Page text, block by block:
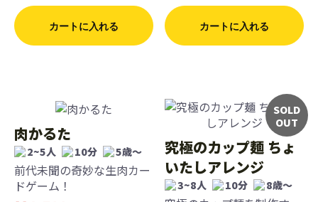
カートに入れる カートに入れる
肉かるた
2~5人 10分 5歳〜
前代未聞の奇妙な生肉カー
ドゲーム！
SOLD
OUT
究極のカップ麺 ちょ
いたしアレンジ
3~8人 10分 8歳〜